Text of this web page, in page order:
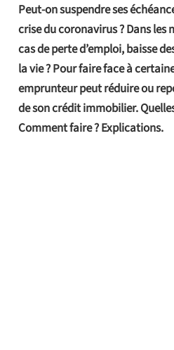
Peut-on suspendre ses
crise du coronavirus ? Dans les
cas de perte d’emploi, baisse
la vie ? Pour faire face à
emprunteur peut réduire ou
de son crédit immobilier.
Comment faire ? Explications.